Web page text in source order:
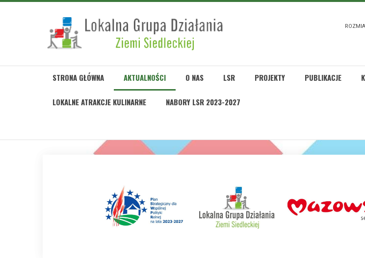
STRONA GŁÓWNA AKTUALNOŚCI O NAS LSR PROJEKTY PUBLIKACJE
LOKALNE ATRAKCJE KULINARNE NABORY LSR 2023-2027